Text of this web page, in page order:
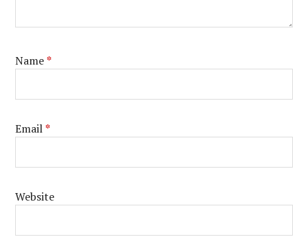
Name*
Email*
Website